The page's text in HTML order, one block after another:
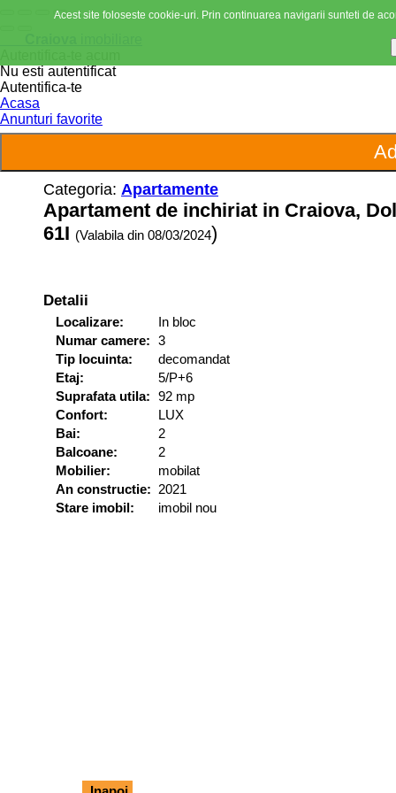
Nu esti autentificat
Autentifica-te
Acasa
Anunturi favorite
Categoria: Apartamente
Apartament de inchiriat in Craiova,
61I (Valabila din 08/03/2024)
Detalii
Localizare:
In bloc
Numar camere: 3
Tip locuinta:
decomandat
Etaj:
5/P+6
Suprafata utila: 92 mp
Confort:
LUX
Bai:
2
Balcoane:
2
Mobilier:
mobilat
An constructie: 2021
Stare imobil:
imobil nou
Acest site foloseste cookie-uri. Prin continuarea navigarii sunteti de